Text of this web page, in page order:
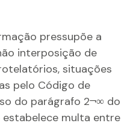
pressupõe a
interposição de
situações
pelo Código de
do parágrafo 2¬∞ do
estabelece multa entre